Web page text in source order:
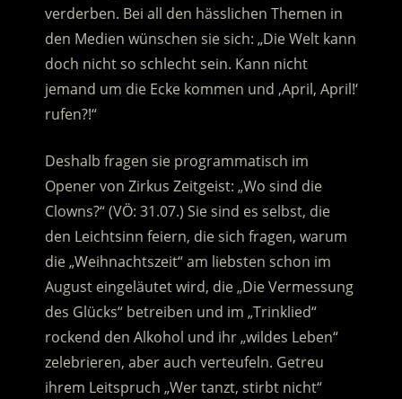
verderben. Bei all den hässlichen Themen in
den Medien wünschen sie sich: „Die Welt kann
doch nicht so schlecht sein. Kann nicht
jemand um die Ecke kommen und ,April, April!‘
rufen?!“
Deshalb fragen sie programmatisch im
Opener von Zirkus Zeitgeist: „Wo sind die
Clowns?“ (VÖ: 31.07.) Sie sind es selbst, die
den Leichtsinn feiern, die sich fragen, warum
die „Weihnachtszeit“ am liebsten schon im
August eingeläutet wird, die „Die Vermessung
des Glücks“ betreiben und im „Trinklied“
rockend den Alkohol und ihr „wildes Leben“
zelebrieren, aber auch verteufeln. Getreu
ihrem Leitspruch „Wer tanzt, stirbt nicht“